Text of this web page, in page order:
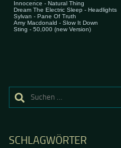
Suchen
SCHLAGWÖRTER